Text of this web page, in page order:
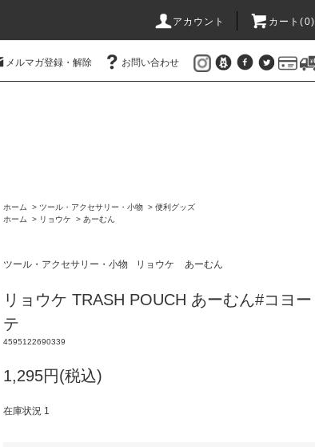
アカウント カート(0)
メルマガ登録・解除 お問い合わせ
ホーム > ツール・アクセサリー・小物 > 便利グッズ
ホーム
> リョウケ > あーむん
ツール・アクセサリー・小物 リョウケ あーむん
リョウケ TRASH POUCH あーむん#コヨー
テ
4595122690339
1,295円(税込)
在庫状況 1